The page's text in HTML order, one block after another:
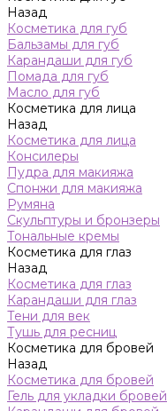
Назад
Косметика для губ
Бальзамы для губ
Карандаши для губ
Помада для губ
Масло для губ
Косметика для лица
Назад
Косметика для лица
Консилеры
Пудра для макияжа
Спонжи для макияжа
Румяна
Скульптуры и бронзеры
Тональные кремы
Косметика для глаз
Назад
Косметика для глаз
Карандаши для глаз
Тени для век
Тушь для ресниц
Косметика для бровей
Назад
Косметика для бровей
Гель для укладки бровей